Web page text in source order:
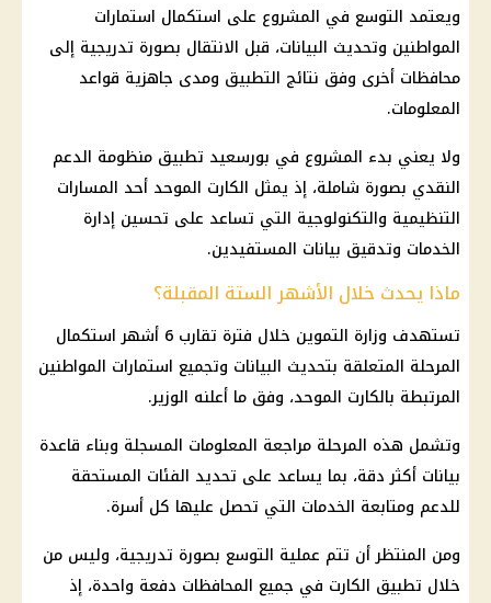
ويعتمد التوسع في المشروع على استكمال استمارات
المواطنين وتحديث البيانات، قبل الانتقال بصورة تدريجية إلى
محافظات أخرى وفق نتائج التطبيق ومدى جاهزية قواعد
المعلومات.
ولا يعني بدء المشروع في بورسعيد تطبيق منظومة الدعم
النقدي بصورة شاملة، إذ يمثل الكارت الموحد أحد المسارات
التنظيمية والتكنولوجية التي تساعد على تحسين إدارة
الخدمات وتدقيق بيانات المستفيدين.
ماذا يحدث خلال الأشهر الستة المقبلة؟
تستهدف وزارة التموين خلال فترة تقارب 6 أشهر استكمال
المرحلة المتعلقة بتحديث البيانات وتجميع استمارات المواطنين
المرتبطة بالكارت الموحد، وفق ما أعلنه الوزير.
وتشمل هذه المرحلة مراجعة المعلومات المسجلة وبناء قاعدة
بيانات أكثر دقة، بما يساعد على تحديد الفئات المستحقة
للدعم ومتابعة الخدمات التي تحصل عليها كل أسرة.
ومن المنتظر أن تتم عملية التوسع بصورة تدريجية، وليس من
خلال تطبيق الكارت في جميع المحافظات دفعة واحدة، إذ